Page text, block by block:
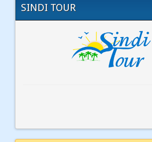
SINDI TOUR